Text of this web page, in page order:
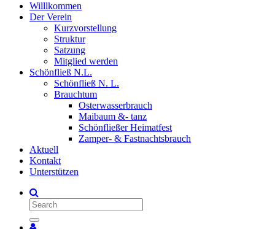
Willlkommen
Der Verein
Kurzvorstellung
Struktur
Satzung
Mitglied werden
Schönfließ N.L.
Schönfließ N. L.
Brauchtum
Osterwasserbrauch
Maibaum &- tanz
Schönfließer Heimatfest
Zamper- & Fastnachtsbrauch
Aktuell
Kontakt
Unterstützen
Search